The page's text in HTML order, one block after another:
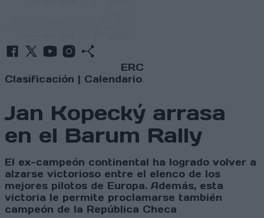
ERC
Clasificación | Calendario
Jan Kopecký arrasa
en el Barum Rally
El ex-campeón continental ha logrado volver a
alzarse victorioso entre el elenco de los
mejores pilotos de Europa. Además, esta
victoria le permite proclamarse también
campeón de la República Checa